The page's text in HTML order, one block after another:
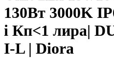
130Вт 3000K
i Кп<1 лира|
I-L | Diora